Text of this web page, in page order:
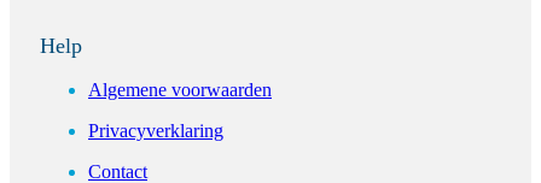
Help
Algemene voorwaarden
Privacyverklaring
Contact